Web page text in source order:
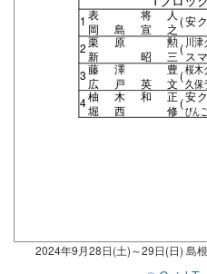
1 表 将人(安
岡島宣之
2栗原 勲(川津
新 昭三 ス
3藤澤 豊(桜木
広戸英文 久保
4柚木和正(安
堀西 修 びん
2024年9月28日(土)～29日(日) 島